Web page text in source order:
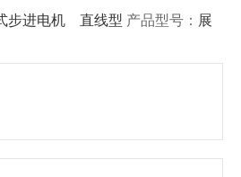
步进电机 直线型 产品型号： 展